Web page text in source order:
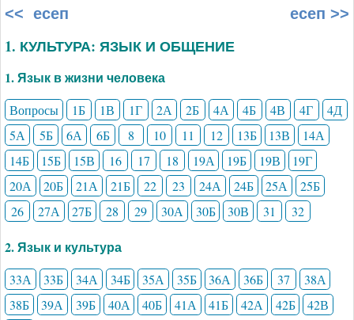
<< есеп есеп >>
1. КУЛЬТУРА: ЯЗЫК И ОБЩЕНИЕ
1. Язык в жизни человека
Вопросы 1Б 1В 1Г 2А 2Б 4А 4Б 4В 4Г
4Д
5А
5Б 6А 6Б 8 10 11 12 13Б 13В
14А
14Б
15Б 15В 16 17 18 19А 19Б 19В
19Г
20А
20Б 21А 21Б 22 23 24А 24Б 25А
25Б
26
27А 27Б 28 29 30А 30Б 30В 31 32
2. Язык и культура
33А 33Б 34А 34Б 35А 35Б 36А 36Б 37
38А
38Б
39А 39Б 40А 40Б 41А 41Б 42А 42Б
42В